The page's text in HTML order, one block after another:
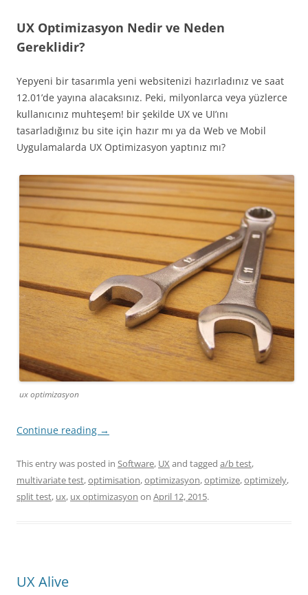
UX Optimizasyon Nedir ve Neden
Gereklidir?
Yepyeni bir tasarımla yeni websitenizi hazırladınız ve saat
12.01’de yayına alacaksınız. Peki, milyonlarca veya yüzlerce
kullanıcınız muhteşem! bir şekilde UX ve UI’ını
tasarladığınız bu site için hazır mı ya da Web ve Mobil
Uygulamalarda UX Optimizasyon yaptınız mı?
ux optimizasyon
Continue reading →
This entry was posted in Software, UX and tagged a/b test,
multivariate test,optimisation,optimizasyon,optimize,optimizely,
split test, ux, ux optimizasyon on April 12, 2015.
UX Alive